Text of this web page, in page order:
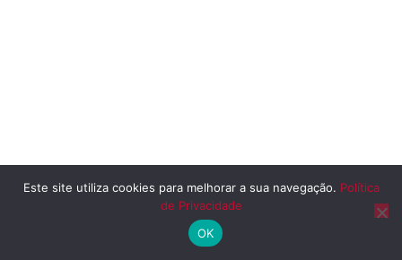
Este site utiliza cookies para melhorar a sua navegação. Política
de Privacidade
OK